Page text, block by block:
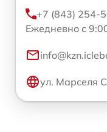
+7 (843) 254-
Ежедневно с
ул. Марселя